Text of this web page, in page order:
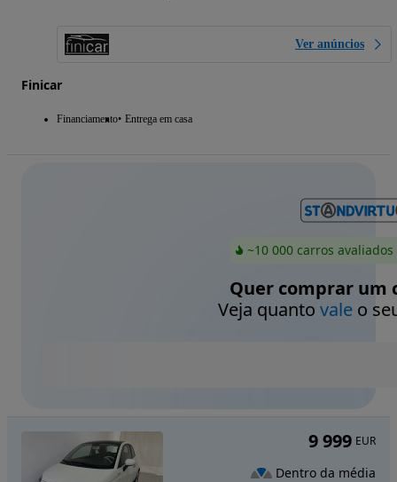
Ver anúncios
Finicar
Financiamento Entrega em casa
~10 000 carros
Quer comprar um
Veja quanto valeo
9 999 EUR
Dentro da média